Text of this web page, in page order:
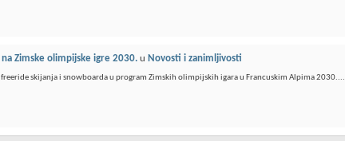
Zimske olimpijske igre 2030. u Novosti i zanimljivosti
skijanja i snowboarda u program Zimskih olimpijskih igara u Francuskim Alpima 2030....